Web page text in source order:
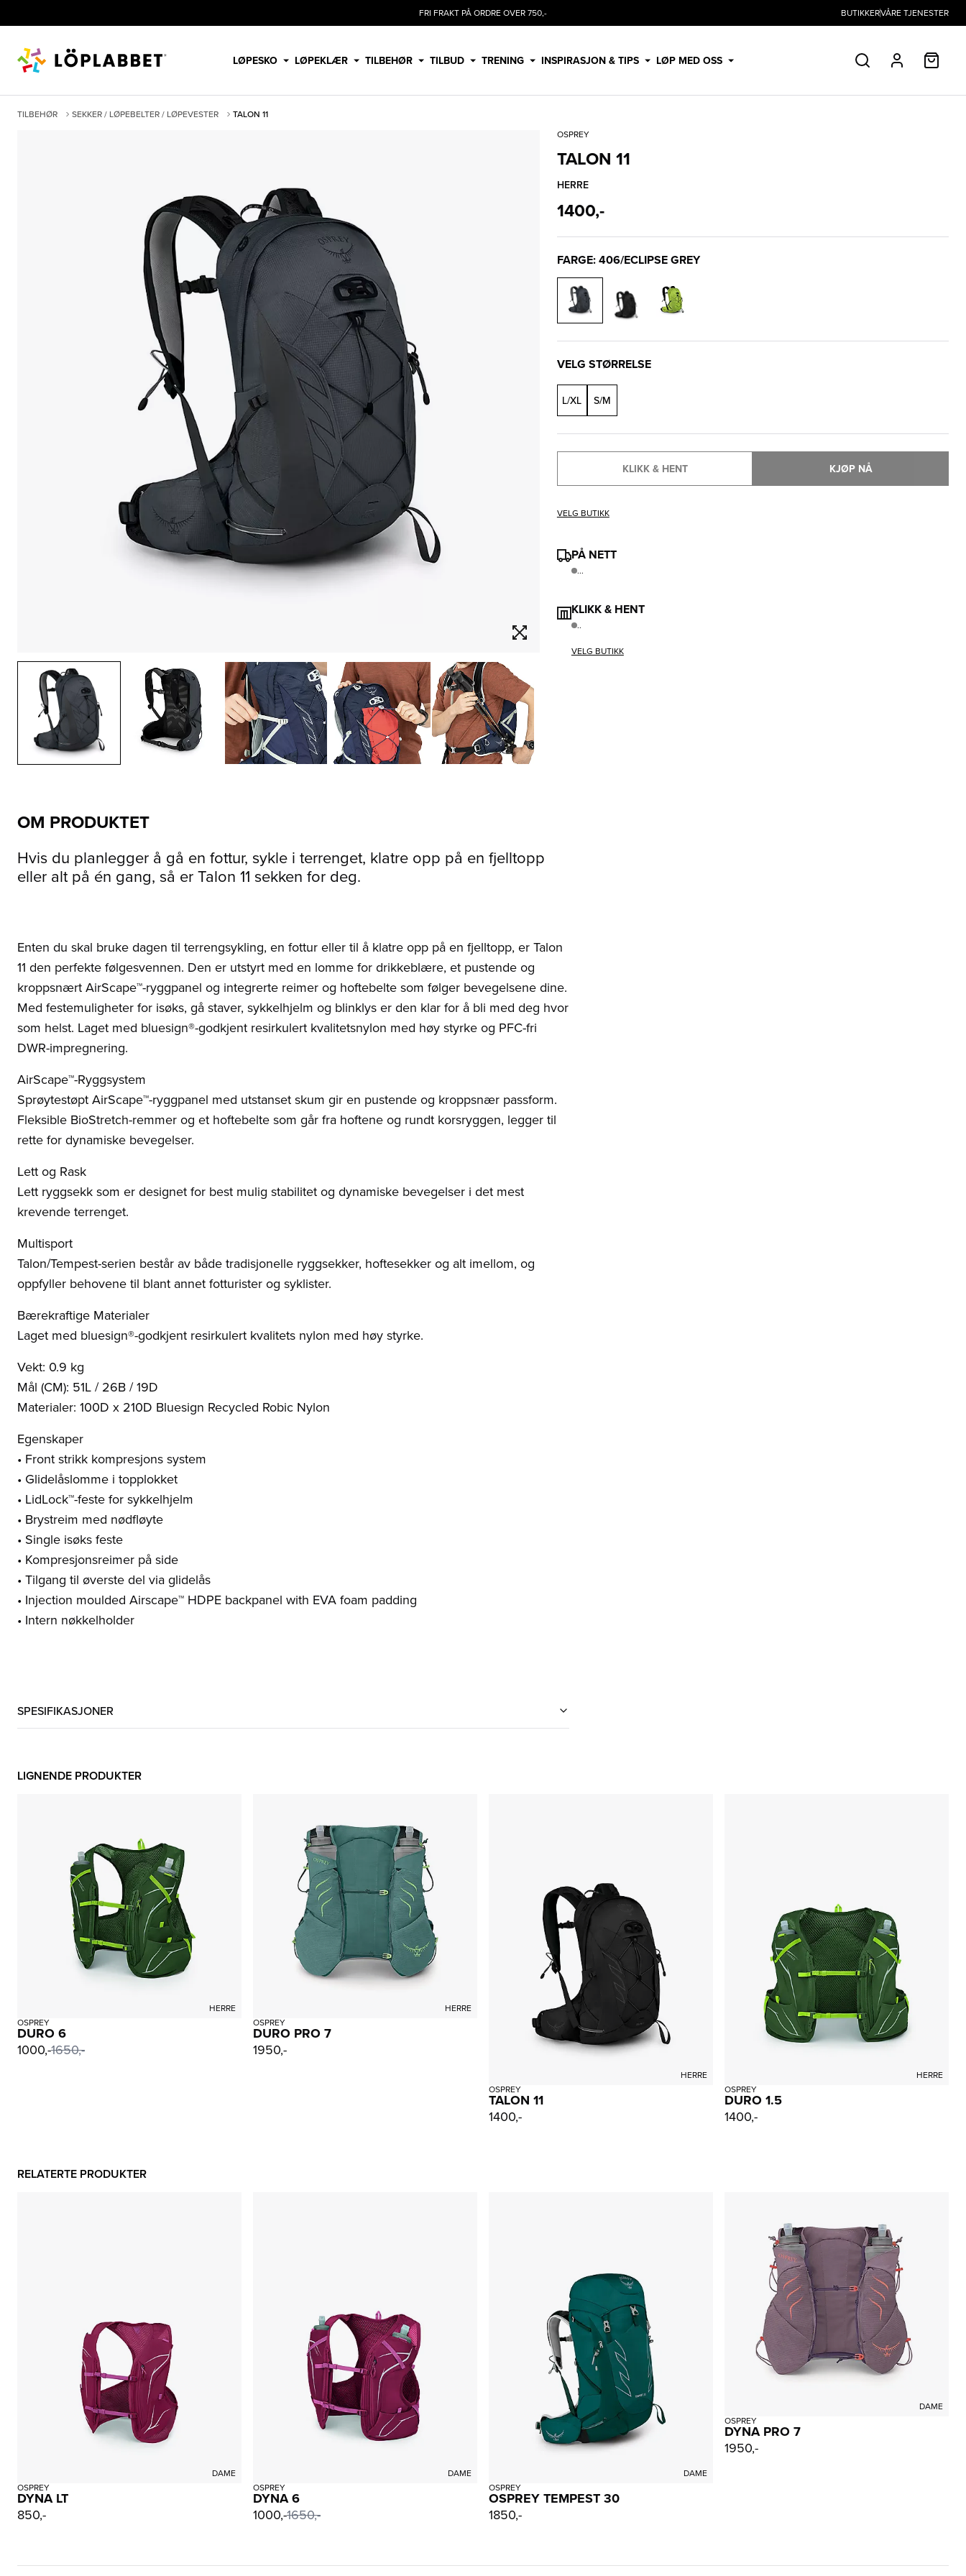
FRI FRAKT PÅ ORDRE OVER 750,- BUTIKKERVÅRE TJENESTER
LØPESKO LØPEKLÆR TILBEHØR TILBUD TRENING INSPIRASJON & TIPS LØP MED OSS SØK PROFIL
TILBEHØR SEKKER / LØPEBELTER / LØPEVESTER
TALON 11
OSPREY
TALON 11
HERRE
1400,-
FARGE: 406/ECLIPSE GREY
VELG STØRRELSE
L/XL S/M
KLIKK & HENT KJØP NÅ
VELG BUTIKK
PÅ NETT
...
KLIKK & HENT
..
VELG BUTIKK
OM PRODUKTET
Hvis du planlegger å gå en fottur, sykle i terrenget, klatre opp på en fjelltopp
eller alt på én gang, så er Talon 11 sekken for deg.
Enten du skal bruke dagen til terrengsykling, en fottur eller til å klatre opp på en fjelltopp, er Talon
11 den perfekte følgesvennen. Den er utstyrt med en lomme for drikkeblære, et pustende og
kroppsnært AirScape™-ryggpanel og integrerte reimer og hoftebelte som følger bevegelsene dine.
Med festemuligheter for isøks, gå staver, sykkelhjelm og blinklys er den klar for å bli med deg hvor
som helst. Laget med bluesign®-godkjent resirkulert kvalitetsnylon med høy styrke og PFC-fri
DWR-impregnering.
AirScape™-Ryggsystem
Sprøytestøpt AirScape™-ryggpanel med utstanset skum gir en pustende og kroppsnær passform.
Fleksible BioStretch-remmer og et hoftebelte som går fra hoftene og rundt korsryggen, legger til
rette for dynamiske bevegelser.
Lett og Rask
Lett ryggsekk som er designet for best mulig stabilitet og dynamiske bevegelser i det mest
krevende terrenget.
Multisport
Talon/Tempest-serien består av både tradisjonelle ryggsekker, hoftesekker og alt imellom, og
oppfyller behovene til blant annet fotturister og syklister.
Bærekraftige Materialer
Laget med bluesign®-godkjent resirkulert kvalitets nylon med høy styrke.
Vekt: 0.9 kg
Mål (CM): 51L / 26B / 19D
Materialer: 100D x 210D Bluesign Recycled Robic Nylon
Egenskaper
• Front strikk kompresjons system
• Glidelåslomme i topplokket
• LidLock™-feste for sykkelhjelm
• Brystreim med nødfløyte
• Single isøks feste
• Kompresjonsreimer på side
• Tilgang til øverste del via glidelås
• Injection moulded Airscape™ HDPE backpanel with EVA foam padding
• Intern nøkkelholder
SPESIFIKASJONER
LIGNENDE PRODUKTER
HERRE
OSPREY
DURO 6
1000,-1650,-
HERRE
OSPREY
DURO PRO 7
1950,-
HERRE
OSPREY
TALON 11
1400,-
HERRE
OSPREY
DURO 1.5
1400,-
RELATERTE PRODUKTER
DAME
OSPREY
DYNA LT
850,-
DAME
OSPREY
DYNA 6
1000,-1650,-
DAME
OSPREY
OSPREY TEMPEST 30
1850,-
DAME
OSPREY
DYNA PRO 7
1950,-